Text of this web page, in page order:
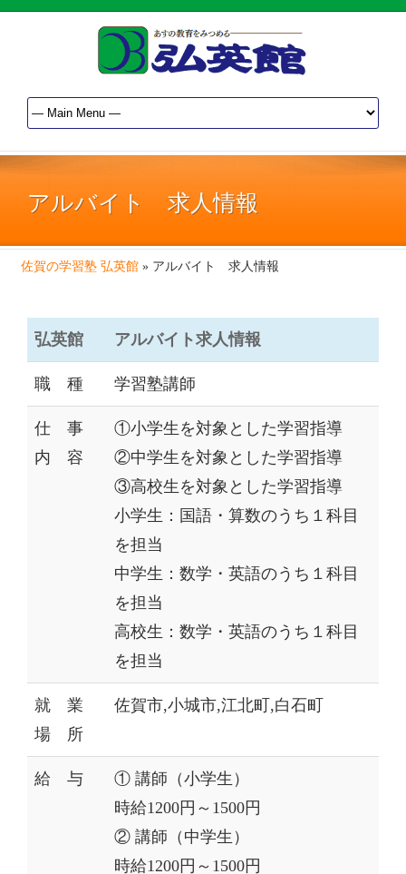
アルバイト 求人情報
佐賀の学習塾 弘英館 » アルバイト 求人情報
弘英館 アルバイト求人情報
職 種 学習塾講師
仕 事
内 容
①小学生を対象とした学習指導
②中学生を対象とした学習指導
③高校生を対象とした学習指導
小学生：国語・算数のうち１科目
を担当
中学生：数学・英語のうち１科目
を担当
高校生：数学・英語のうち１科目
を担当
就 業
場 所
佐賀市,小城市,江北町,白石町
給 与
① 講師（小学生）
時給1200円～1500円
② 講師（中学生）
時給1200円～1500円